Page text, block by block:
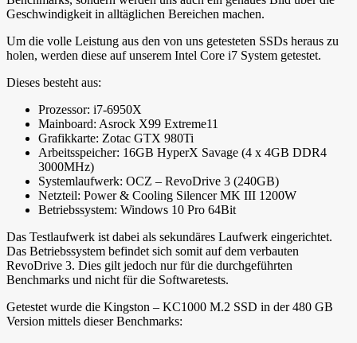
Geschwindigkeit in alltäglichen Bereichen machen.
Um die volle Leistung aus den von uns getesteten SSDs heraus zu
holen, werden diese auf unserem Intel Core i7 System getestet.
Dieses besteht aus:
Prozessor: i7-6950X
Mainboard: Asrock X99 Extreme11
Grafikkarte: Zotac GTX 980Ti
Arbeitsspeicher: 16GB HyperX Savage (4 x 4GB DDR4
3000MHz)
Systemlaufwerk: OCZ – RevoDrive 3 (240GB)
Netzteil: Power & Cooling Silencer MK III 1200W
Betriebssystem: Windows 10 Pro 64Bit
Das Testlaufwerk ist dabei als sekundäres Laufwerk eingerichtet.
Das Betriebssystem befindet sich somit auf dem verbauten
RevoDrive 3. Dies gilt jedoch nur für die durchgeführten
Benchmarks und nicht für die Softwaretests.
Getestet wurde die Kingston – KC1000 M.2 SSD in der 480 GB
Version mittels dieser Benchmarks: